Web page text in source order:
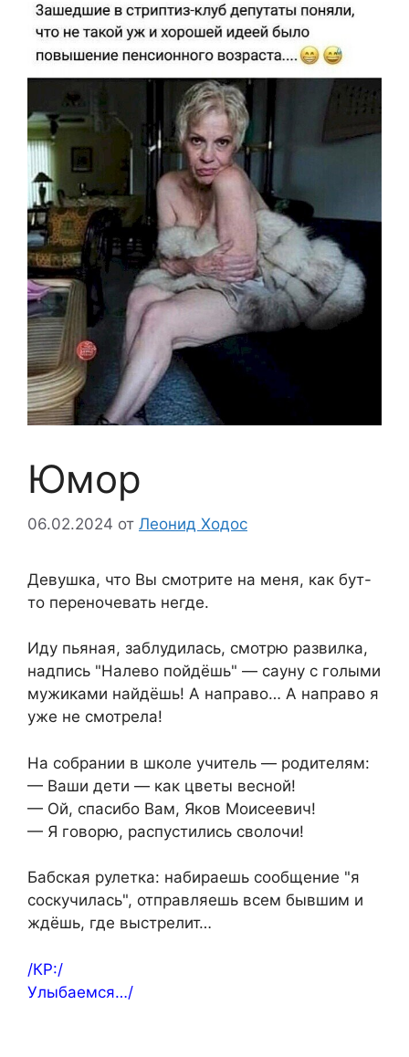
Юмор
06.02.2024 от Леонид Ходос
Девушка, что Вы смотрите на меня, как бут-
то переночевать негде.
Иду пьяная, заблудилась, смотрю развилка,
надпись "Налево пойдёшь" — сауну с голыми
мужиками найдёшь! А направо… А направо я
уже не смотрела!
На собрании в школе учитель — родителям:
— Ваши дети — как цветы весной!
— Ой, спасибо Вам, Яков Моисеевич!
— Я говорю, распустились сволочи!
Бабская рулетка: набираешь сообщение "я
соскучилась", отправляешь всем бывшим и
ждёшь, где выстрелит…
/КР:/
Улыбаемся…/